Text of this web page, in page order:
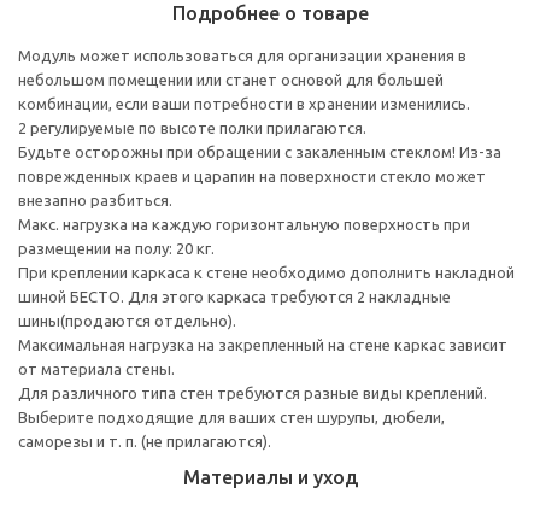
Подробнее о товаре
Модуль может использоваться для организации хранения в
небольшом помещении или станет основой для большей
комбинации, если ваши потребности в хранении изменились.
2 регулируемые по высоте полки прилагаются.
Будьте осторожны при обращении с закаленным стеклом! Из-за
поврежденных краев и царапин на поверхности стекло может
внезапно разбиться.
Макс. нагрузка на каждую горизонтальную поверхность при
размещении на полу: 20 кг.
При креплении каркаса к стене необходимо дополнить накладной
шиной БЕСТО. Для этого каркаса требуются 2 накладные
шины(продаются отдельно).
Максимальная нагрузка на закрепленный на стене каркас зависит
от материала стены.
Для различного типа стен требуются разные виды креплений.
Выберите подходящие для ваших стен шурупы, дюбели,
саморезы и т. п. (не прилагаются).
Материалы и уход